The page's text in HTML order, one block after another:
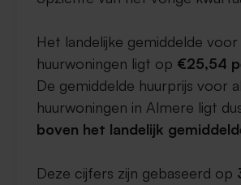
Het landelijke gemiddelde
huurwoningen ligt op €25,54
De gemiddelde huurprijs voor
huurwoningen in Almere ligt
boven het landelijk
Deze cijfers zijn gebaseerd op